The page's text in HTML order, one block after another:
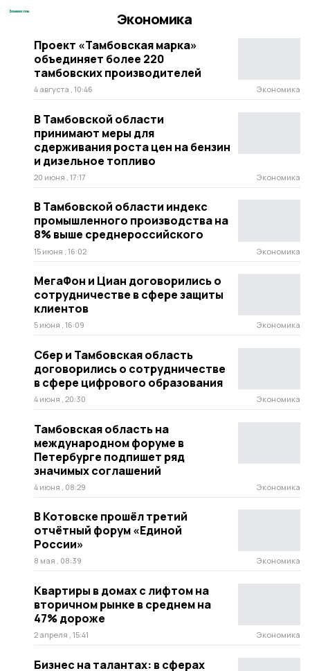
Экономика
Проект «Тамбовская марка»
объединяет более 220
тамбовских производителей
4 августа , 10:46 Экономика
В Тамбовской области
принимают меры для
сдерживания роста цен на бензин
и дизельное топливо
20 июня , 17:17 Экономика
В Тамбовской области индекс
промышленного производства на
8% выше среднероссийского
15 июня , 16:02 Экономика
МегаФон и Циан договорились о
сотрудничестве в сфере защиты
клиентов
5 июня , 16:09 Экономика
Сбер и Тамбовская область
договорились о сотрудничестве
в сфере цифрового образования
4 июня , 20:30 Экономика
Тамбовская область на
международном форуме в
Петербурге подпишет ряд
значимых соглашений
4 июня , 08:29 Экономика
В Котовске прошёл третий
отчётный форум «Единой
России»
8 мая , 08:39 Экономика
Квартиры в домах с лифтом на
вторичном рынке в среднем на
47% дороже
2 апреля , 15:41 Экономика
Бизнес на талантах: в сферах